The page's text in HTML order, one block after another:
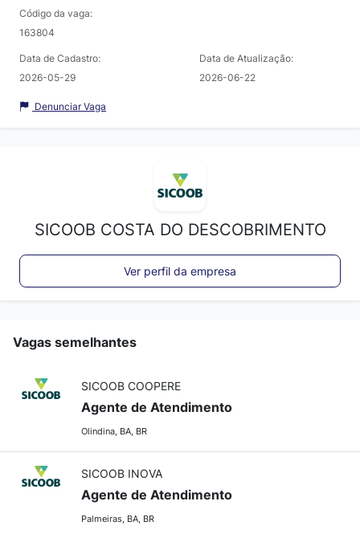
Código da vaga:
163804
Data de Cadastro:
2026-05-29
Data de Atualização:
2026-06-22
Denunciar Vaga
SICOOB COSTA DO DESCOBRIMENTO
Ver perfil da empresa
Vagas semelhantes
SICOOB COOPERE
Agente de Atendimento
Olindina, BA, BR
SICOOB INOVA
Agente de Atendimento
Palmeiras, BA, BR